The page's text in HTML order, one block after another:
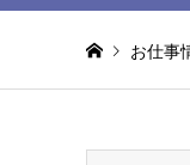
お仕事